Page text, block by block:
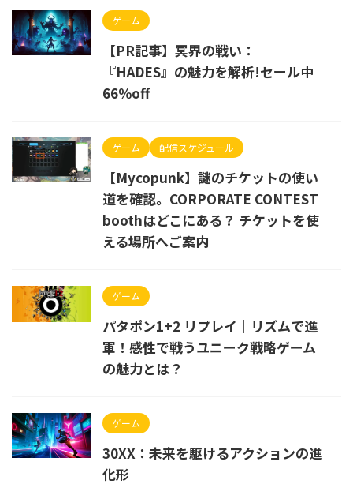
ゲーム
【PR記事】冥界の戦い：
『HADES』の魅力を解析!セール中
66％off
ゲーム 配信スケジュール
【Mycopunk】謎のチケットの使い
道を確認。CORPORATE CONTEST
boothはどこにある？ チケットを使
える場所へご案内
ゲーム
パタポン1+2 リプレイ｜リズムで進
軍！感性で戦うユニーク戦略ゲーム
の魅力とは？
ゲーム
30XX：未来を駆けるアクションの進
化形